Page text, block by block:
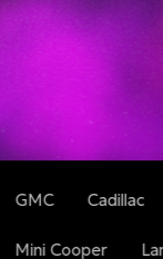
Tesla
Mercedes-Benz